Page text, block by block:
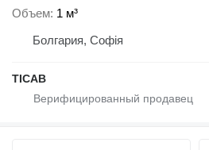
Объем 1 м³
Болгария, Софія
ТІСАВ